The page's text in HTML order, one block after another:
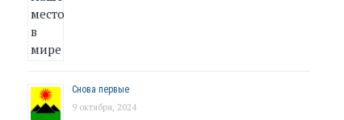
Снова первые
9 октября, 2024